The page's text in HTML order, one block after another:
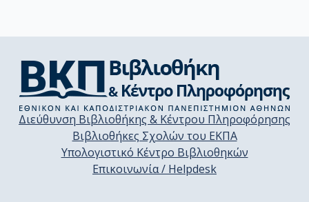
Bizjak, I.
Bland, K.R.
Blumenfeld, B.
Bocci, A.
Bodek, A.
Bortoletto, D.
Boudreau, J.
Boveia, A.
Brigliadori, L.
Διεύθυνση Βιβλιοθήκης & Κέντρου Πληροφόρησης
Βιβλιοθήκες Σχολών του ΕΚΠΑ
Υπολογιστικό Κέντρο Βιβλιοθηκών
Επικοινωνία / Helpdesk